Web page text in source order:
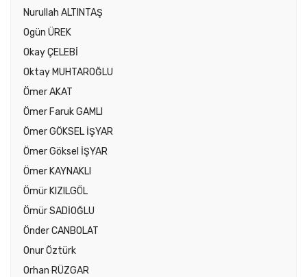
Nurullah ALTINTAŞ
Ogün ÜREK
Okay ÇELEBİ
Oktay MUHTAROĞLU
Ömer AKAT
Ömer Faruk GAMLI
Ömer GÖKSEL İŞYAR
Ömer Göksel İŞYAR
Ömer KAYNAKLI
Ömür KIZILGÖL
Ömür SADİOĞLU
Önder CANBOLAT
Onur Öztürk
Orhan RÜZGAR